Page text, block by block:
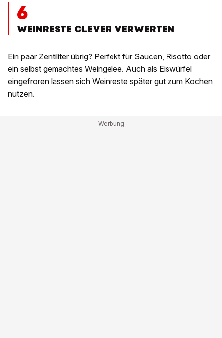
6
WEINRESTE CLEVER VERWERTEN
Ein paar Zentiliter übrig? Perfekt für Saucen, Risotto oder
ein selbst gemachtes Weingelee. Auch als Eiswürfel
eingefroren lassen sich Weinreste später gut zum Kochen
nutzen.